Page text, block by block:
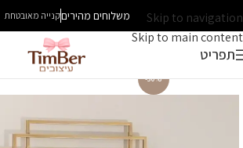
Skip to navigation
Skip to main content
משלוחים מהיריםקנייה מאובטחת
תפריט
-30%